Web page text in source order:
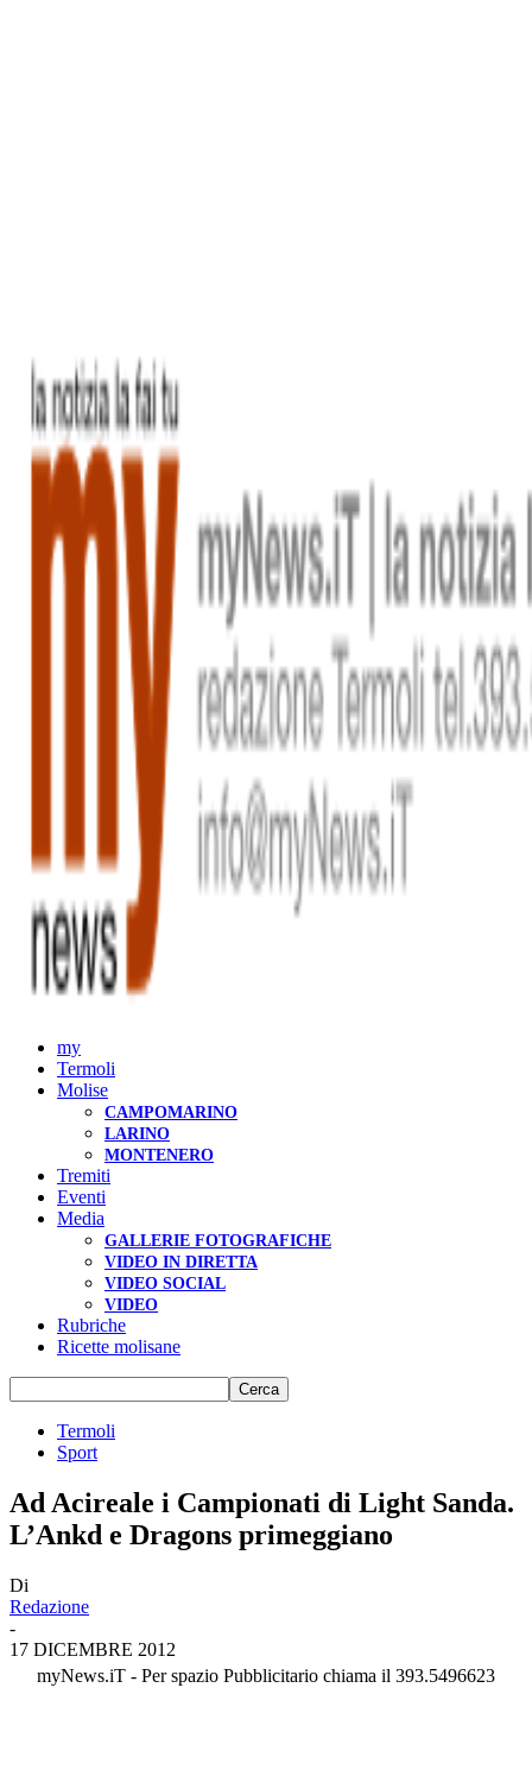
my
Termoli
Molise
CAMPOMARINO
LARINO
MONTENERO
Tremiti
Eventi
Media
GALLERIE FOTOGRAFICHE
VIDEO IN DIRETTA
VIDEO SOCIAL
VIDEO
Rubriche
Ricette molisane
Termoli
Sport
Ad Acireale i Campionati di Light Sanda.
L’Ankd e Dragons primeggiano
Di
Redazione
-
17 DICEMBRE 2012
myNews.iT - Per spazio Pubblicitario chiama il 393.5496623